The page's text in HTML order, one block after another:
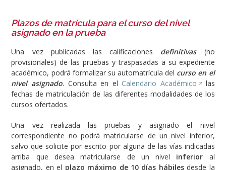
Plazos de matrícula para el curso del nivel
asignado en la prueba
Una vez publicadas las calificaciones definitivas (no
provisionales) de las pruebas y traspasadas a su expediente
académico, podrá formalizar su automatrícula del curso en el
nivel asignado. Consulta en el Calendario Académico
las
fechas de matriculación de las diferentes modalidades de los
cursos ofertados.
Una vez realizada las pruebas y asignado el nivel
correspondiente no podrá matricularse de un nivel inferior,
salvo que solicite por escrito por alguna de las vías indicadas
arriba que desea matricularse de un nivel inferior al
asignado, en el plazo máximo de 10 días hábilesdesde la